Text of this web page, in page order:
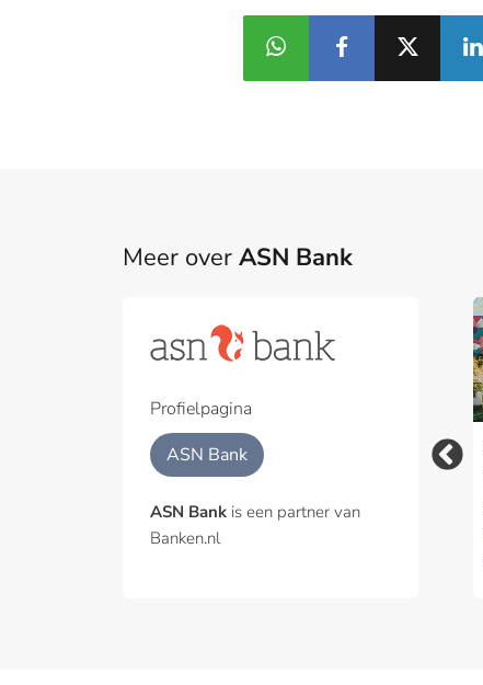
Meer over ASN Bank
Profielpagina
ASN Bank
ASN Bank is een partner van
Banken.nl
ASN Bank benoemt
Daniel Casalod tot
Resources Officer
NVB en publieke
partners brengen 14
witwasroutes in